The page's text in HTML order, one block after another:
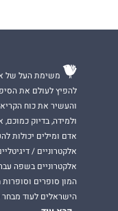
משימת העל של
להפיץ לעולם את
והעשיר את כוח
ולמידה, בדיוק
אדם ומילים יכולות
אלקטרוניים /
אלקטרוניים בשפה
המון סופרים
הישראלים לעוד